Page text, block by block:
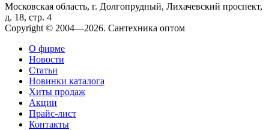
Московская область, г. Долгопрудный, Лихачевский проспект,
д. 18, стр. 4
Copyright © 2004—2026. Сантехника оптом
О фирме
Новости
Статьи
Новинки каталога
Хиты продаж
Акции
Прайс-лист
Контакты